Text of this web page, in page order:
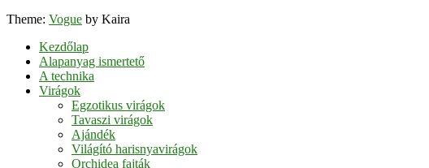
Theme: Vogue by Kaira
Kezdőlap
Alapanyag ismertető
A technika
Virágok
Egzotikus virágok
Tavaszi virágok
Ajándék
Világító harisnyavirágok
Orchidea fajták